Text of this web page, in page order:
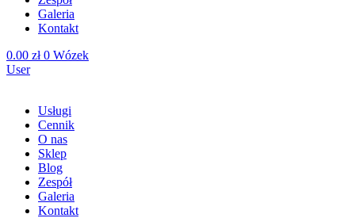
Galeria
Kontakt
0.00 zł 0 Wózek
User
Usługi
Cennik
O nas
Sklep
Blog
Zespół
Galeria
Kontakt